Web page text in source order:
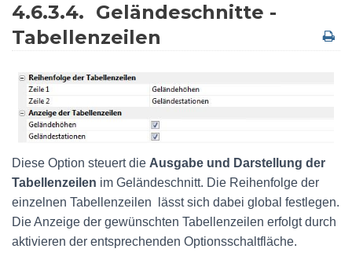
4.6.3.4. Geländeschnitte -
Tabellenzeilen
Diese Option steuert die Ausgabe und Darstellung der
Tabellenzeilen im Geländeschnitt. Die Reihenfolge der
einzelnen Tabellenzeilen lässt sich dabei global festlegen.
Die Anzeige der gewünschten Tabellenzeilen erfolgt durch
aktivieren der entsprechenden Optionsschaltfläche.